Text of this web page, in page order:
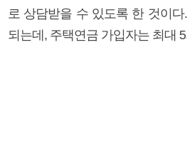
로 상담받을 수 있도록 한 것이
되는데, 주택연금 가입자는 최대